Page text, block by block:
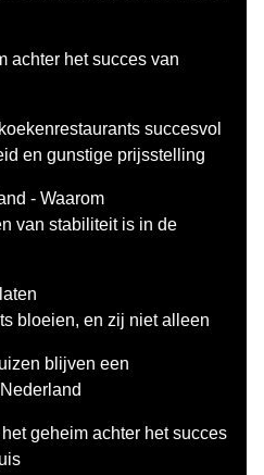
achter het succes van
succesvol
en gunstige prijsstelling
- Waarom
van stabiliteit is in de
bloeien, en zij niet alleen
blijven een
geheim achter het succes